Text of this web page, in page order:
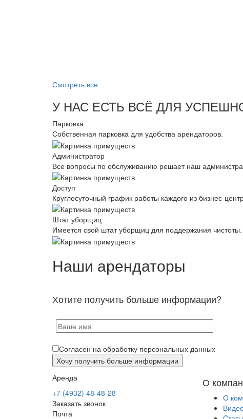
Смотреть все
У НАС ЕСТЬ ВСЁ ДЛЯ
Парковка
Собственная парковка для удобства арендаторов.
Администратор
Все вопросы по обслуживанию решает наш
Доступ
Круглосуточный график работы каждого из бизнес-
Штат уборщиц
Имеется свой штат уборщиц для поддержания чистоты.
Наши арендаторы
Хотите получить больше информации?
Согласен на обработку персональных данных
Аренда
+7 (4932) 48-48-28
Заказать звонок
Почта
О
О